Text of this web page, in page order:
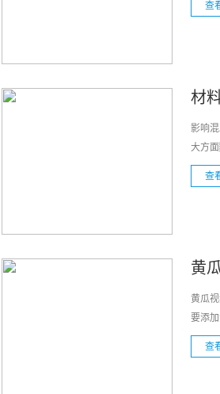
查
材
影响
大方
查
黄
黄瓜
要添
查